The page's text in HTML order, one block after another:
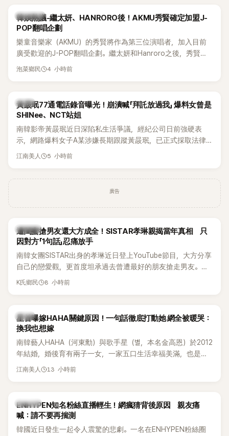
為第五代女團中極具辨識度的新生代代表之一。
熱議討論
韓娛熱議-繼太妍、HANRORO後！AKMU秀賢確定加盟J-
POP翻唱企劃
樂童音樂家（AKMU）的秀賢將作為第三位演唱者，加入目前
廣受歡迎的J-POP翻唱企劃。繼太妍和Hanroro之後，秀賢已
獲選為第三首翻唱歌曲的主唱，並於近期完成錄音。
泡菜鄉民 4 小時前
韓星
黃晸珉77通電話錄音曝光！崩潰喊「拜託放過我」 爆料女曾是
SHINee、NCT站姐
南韓影帝黃晸珉近日深陷私生活爭議，經紀公司日前強硬表
示，網路爆料女子A某涉嫌長期跟蹤黃晸珉，已正式採取法律
行動。不過，A並未停止發聲，持續透過社群平台公開爆料，反
像團體的「站姐」，事件持續延燒。
江南美人 5 小時前
廣告
K-POP
遭閨蜜搶男友還大方成全！SISTAR孝琳親揭當年真相 只
因對方「1句話」忍痛放手
南韓女團SISTAR出身的孝琳近日登上YouTube節目，大方分享
自己的戀愛觀，更首度坦承過去曾遭最好的朋友搶走男友。她
表示，當時選擇瀟灑放手，但如果同樣的事情現在再發生，「我
K氏鄉民 8 小時前
韓星
星首曝嫁HAHA關鍵原因！一句話徹底打動她 網全被暖哭：
換我也想嫁
南韓藝人HAHA（河東勳）與歌手星（별，本名金高恩）於2012
年結婚，婚後育有兩子一女，一家五口生活幸福美滿，也是韓
國演藝圈公認的模範夫妻。近日，星首度公開當年決定嫁給
江南美人 13 小時前
K-POP
ENHYPEN知名粉絲直播輕生！網瘋猜背後原因 親友痛
喊：請不要再揣測
韓國近日發生一起令人震驚的悲劇。一名在ENHYPEN粉絲圈